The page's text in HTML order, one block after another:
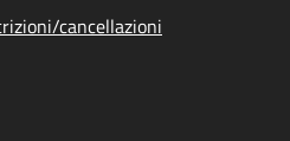
cancellazioni